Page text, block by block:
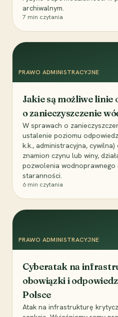
archiwalnym.
7 min czytania
PRAWO ADMINISTRACYJNE
Jakie są możliwe
o zanieczyszczenie
W sprawach o
ustalenie poziomu
k.k., administracyjna,
znamion czynu lub winy,
pozwolenia
staranności.
6 min czytania
PRAWO ADMINISTRACYJNE
Cyberatak na
obowiązki i
Polsce
Atak na infrastrukturę